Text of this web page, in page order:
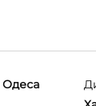
Одеса